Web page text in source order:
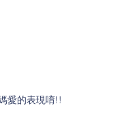
愛的表現唷!!